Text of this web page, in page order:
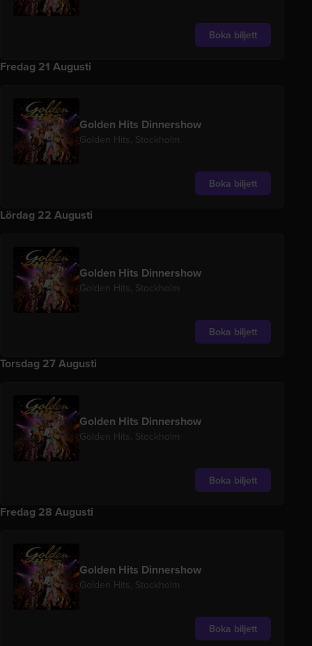
Boka biljett
Fredag 21 Augusti
Golden Hits Dinnershow
Golden Hits, Stockholm
Boka biljett
Lördag 22 Augusti
Golden Hits Dinnershow
Golden Hits, Stockholm
Boka biljett
Torsdag 27 Augusti
Golden Hits Dinnershow
Golden Hits, Stockholm
Boka biljett
Fredag 28 Augusti
Golden Hits Dinnershow
Golden Hits, Stockholm
Boka biljett